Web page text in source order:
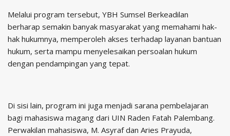
Melalui program tersebut, YBH Sumsel Berkeadilan
berharap semakin banyak masyarakat yang memahami hak-
hak hukumnya, memperoleh akses terhadap layanan bantuan
hukum, serta mampu menyelesaikan persoalan hukum
dengan pendampingan yang tepat.
Di sisi lain, program ini juga menjadi sarana pembelajaran
bagi mahasiswa magang dari UIN Raden Fatah Palembang.
Perwakilan mahasiswa, M. Asyraf dan Aries Prayuda,